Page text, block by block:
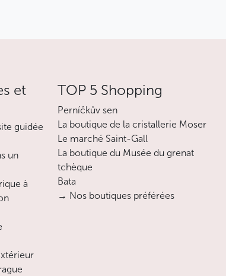
et
guidée
un
à
TOP 5 Shopping
Perníčkův sen
La boutique de la cristallerie Moser
Le marché Saint-Gall
La boutique du Musée du grenat
tchèque
Bata
→ Nos boutiques préférées